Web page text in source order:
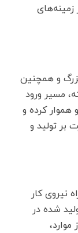
زمینه‌های
بزرگ و همچنین
مسیر ورود
هموار کرده و
بر تولید و
نیروی کار
شده در
موارد،